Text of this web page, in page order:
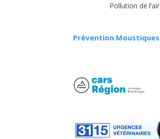
Pollution de l’air
Prévention Moustiques